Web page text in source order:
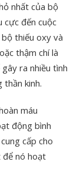
nhất của bộ
cực đến cuộc
thiếu oxy và
thậm chí là
ra nhiều tình
thần kinh.
máu
động bình
cấp cho
để nó hoạt